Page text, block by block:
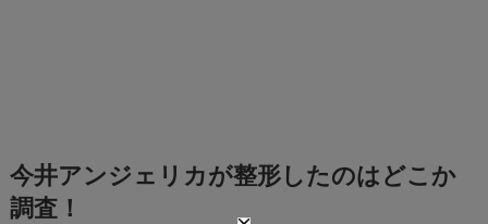
今井アンジェリカが整形したのはどこか
調査！